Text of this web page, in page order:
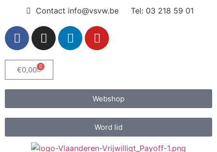
Contact info@vsvw.be Tel: 03 218 59 01
€0,00 0
Webshop
Word lid